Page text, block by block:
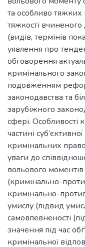
та особливо тяжких
тяжкості вчиненого
(видів, термінів
уявлення про
обговорення
кримінального
подовженням
законодавства та
зарубіжного
сфері. Особливості
частині
кримінальних
уваги до
вольового
(кримінально-
кримінально-
умислу (підвид
самовпевненості
значення під час
кримінальної